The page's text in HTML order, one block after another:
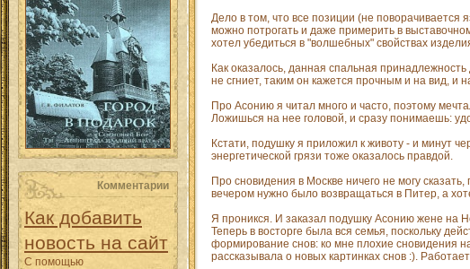
Комментарии
Как добавить
новость на сайт
С помощью
Дело в том, что все позиции (не поворачивается
можно потрогать и даже примерить в
хотел убедиться в "волшебных" свойствах
Как оказалось, данная спальная
не сгниет, таким он кажется прочным и на вид, и
Про Асонию я читал много и часто, поэтому
Ложишься на нее головой, и сразу понимаешь:
Кстати, подушку я приложил к животу - и минут
энергетической грязи тоже оказалось правдой.
Про сновидения в Москве ничего не могу
вечером нужно было возвращаться в Питер, а
Я проникся. И заказал подушку Асонию жене на
Теперь в восторге была вся семья, поскольку
формирование снов: ко мне плохие сновидения
рассказывала о новых картинках снов :).